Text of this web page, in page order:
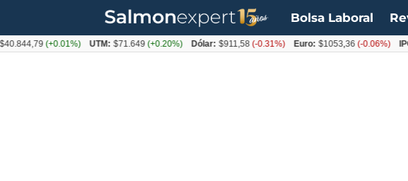
Bolsa Laboral
(+0.01%) UTM: $71.649(+0.20%) Dólar: $911,58(-0.31%) Euro: $1053,36(-0.06%) IPC: -